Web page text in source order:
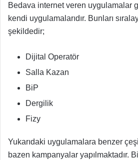
Bedava internet veren uygulamalar
kendi uygulamalarıdır. Bunları
şekildedir;
Dijital Operatör
Salla Kazan
BiP
Dergilik
Fizy
Yukarıdaki uygulamalara benzer
bazen kampanyalar yapılmaktadır.